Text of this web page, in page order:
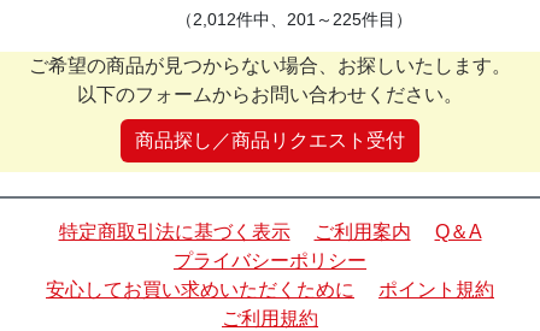
（2,012件中、201～225件目）
ご希望の商品が見つからない場合、お探しいたします。
以下のフォームからお問い合わせください。
商品探し／商品リクエスト受付
特定商取引法に基づく表示 ご利用案内
Q＆A
プライバシーポリシー
安心してお買い求めいただくために
ポイント規約
ご利用規約